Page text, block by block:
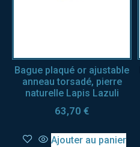
Bague plaqué or ajustable
anneau torsadé, pierre
naturelle Lapis Lazuli
63,70 €
Ajouter au panier